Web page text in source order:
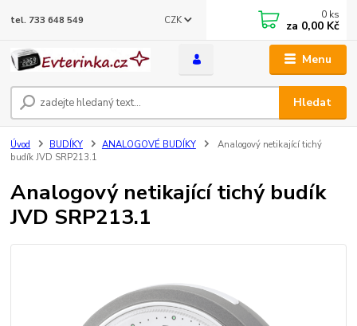
Menu
CZK
Hledat
tel. 733 648 549 0 ks
za 0,00 Kč
Úvod BUDÍKY ANALOGOVÉ BUDÍKY
Analogový netikající tichý
budík JVD SRP213.1
Analogový netikající tichý budík
JVD SRP213.1